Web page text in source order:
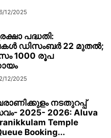
12/2025
പദ്ധതി:
ഡിസംബർ 22 മുതൽ;
1000 രൂപ
12/2025
നടതുറപ്പ്
2025- 2026: Aluva
Temple
Booking...